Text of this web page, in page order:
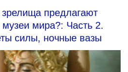
зрелища предлагают
мира?: Часть 2.
силы, ночные вазы